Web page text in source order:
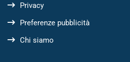
Privacy
Preferenze pubblicità
Chi siamo